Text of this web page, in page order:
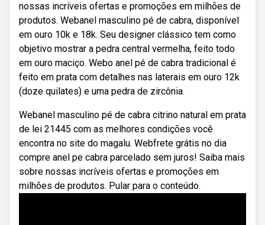
nossas incríveis ofertas e promoções em milhões de
produtos. Webanel masculino pé de cabra, disponível
em ouro 10k e 18k. Seu designer clássico tem como
objetivo mostrar a pedra central vermelha, feito todo
em ouro maciço. Webo anel pé de cabra tradicional é
feito em prata com detalhes nas laterais em ouro 12k
(doze quilates) e uma pedra de zircônia.
Webanel masculino pé de cabra citrino natural em prata
de lei 21445 com as melhores condições você
encontra no site do magalu. Webfrete grátis no dia
compre anel pe cabra parcelado sem juros! Saiba mais
sobre nossas incríveis ofertas e promoções em
milhões de produtos. Pular para o conteúdo.